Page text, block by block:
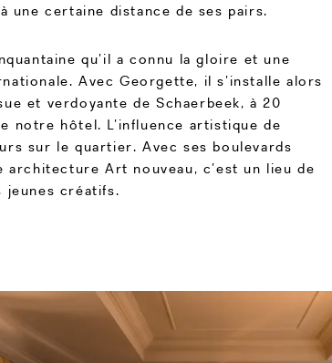
une certaine distance de ses pairs.
qu’il a connu la gloire et une
Avec Georgette, il s’installe alors
et verdoyante de Schaerbeek, à 20
notre hôtel. L’influence artistique de
sur le quartier. Avec ses boulevards
architecture Art nouveau, c’est un lieu de
jeunes créatifs.